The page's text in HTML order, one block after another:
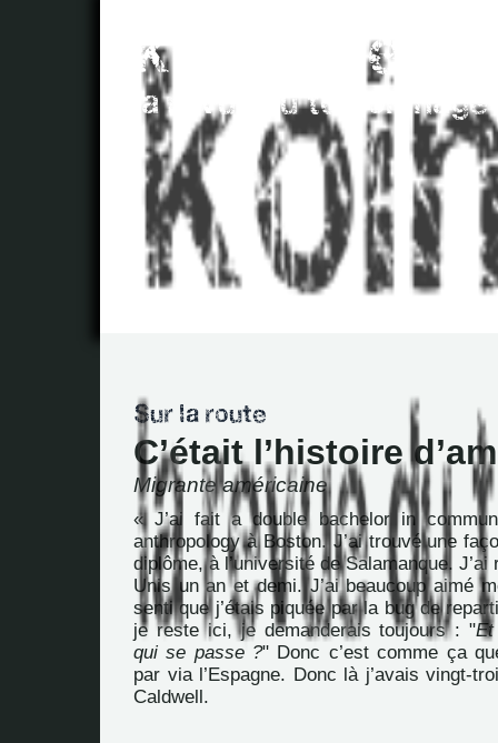
C’était l’histoire
Migrante américaine
« J’ai fait a double bachelor in
anthropology à Boston. J’ai trouvé une
diplôme, à l’université de Salamanque.
Unis un an et demi. J’ai beaucoup aimé
senti que j’étais piquée par la bug de
je reste ici, je demanderais toujours : "Et
qui se passe ?" Donc c’est comme ça
par via l’Espagne. Donc là j’avais vingt-
Caldwell.